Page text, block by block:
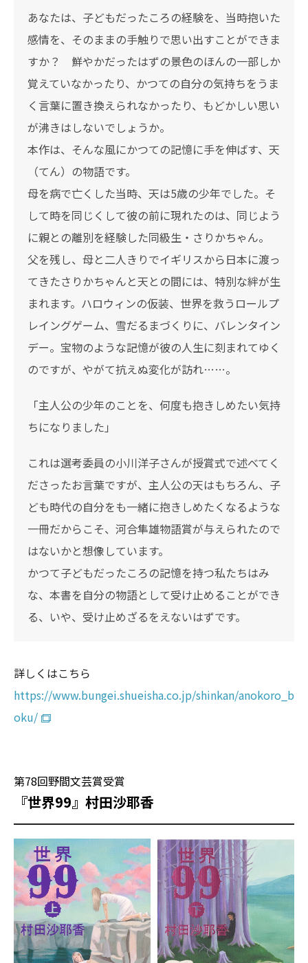
あなたは、子どもだったころの経験を、当時抱いた
感情を、そのままの手触りで思い出すことができま
すか？ 鮮やかだったはずの景色のほんの一部しか
覚えていなかったり、かつての自分の気持ちをうま
く言葉に置き換えられなかったり、もどかしい思い
が沸きはしないでしょうか。
本作は、そんな風にかつての記憶に手を伸ばす、天
（てん）の物語です。
母を病で亡くした当時、天は5歳の少年でした。そ
して時を同じくして彼の前に現れたのは、同じよう
に親との離別を経験した同級生・さりかちゃん。
父を残し、母と二人きりでイギリスから日本に渡っ
てきたさりかちゃんと天との間には、特別な絆が生
まれます。ハロウィンの仮装、世界を救うロールプ
レイングゲーム、雪だるまづくりに、バレンタイン
デー。宝物のような記憶が彼の人生に刻まれてゆく
のですが、やがて抗えぬ変化が訪れ……。
「主人公の少年のことを、何度も抱きしめたい気持
ちになりました」
これは選考委員の小川洋子さんが授賞式で述べてく
ださったお言葉ですが、主人公の天はもちろん、子
ども時代の自分をも一緒に抱きしめたくなるような
一冊だからこそ、河合隼雄物語賞が与えられたので
はないかと想像しています。
かつて子どもだったころの記憶を持つ私たちはみ
な、本書を自分の物語として受け止めることができ
る、いや、受け止めざるをえないはずです。
詳しくはこちら
https://www.bungei.shueisha.co.jp/shinkan/anokoro_b
oku/
第78回野間文芸賞受賞
『世界99』村田沙耶香